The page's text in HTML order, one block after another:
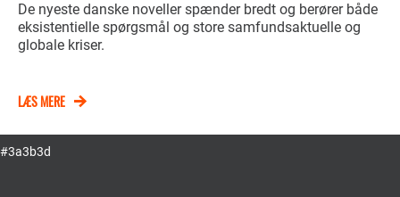
De nyeste danske noveller spænder bredt og berører både
eksistentielle spørgsmål og store samfundsaktuelle og
globale kriser.
LÆS MERE
#3a3b3d